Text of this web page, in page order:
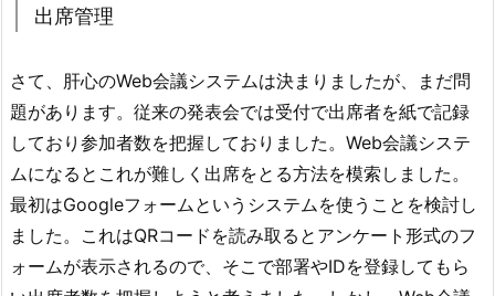
出席管理
さて、肝心のWeb会議システムは決まりましたが、まだ問
題があります。従来の発表会では受付で出席者を紙で記録
しており参加者数を把握しておりました。Web会議システ
ムになるとこれが難しく出席をとる方法を模索しました。
最初はGoogleフォームというシステムを使うことを検討し
ました。これはQRコードを読み取るとアンケート形式のフ
ォームが表示されるので、そこで部署やIDを登録してもら